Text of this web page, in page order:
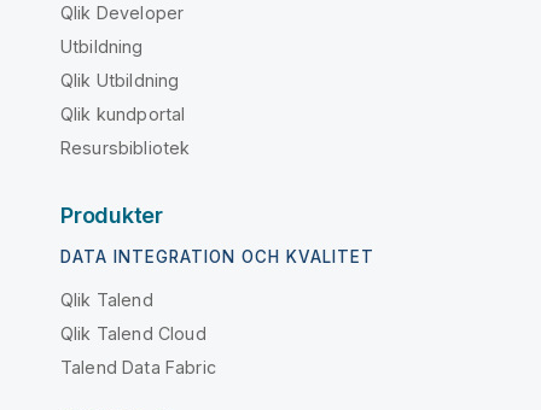
Qlik Developer
Utbildning
Qlik Utbildning
Qlik kundportal
Resursbibliotek
Produkter
DATA INTEGRATION OCH KVALITET
Qlik Talend
Qlik Talend Cloud
Talend Data Fabric